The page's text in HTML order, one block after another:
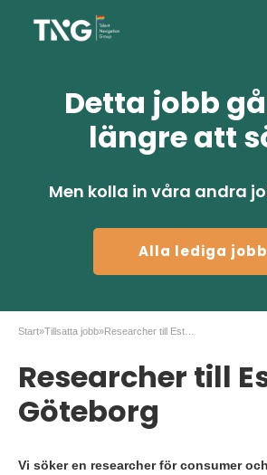
Detta jobb
längre att
Men kolla in våra andra
Alla lediga jobb
Start»Tillsatta jobb»
Researcher till
Göteborg
Vi söker en researcher för consumer